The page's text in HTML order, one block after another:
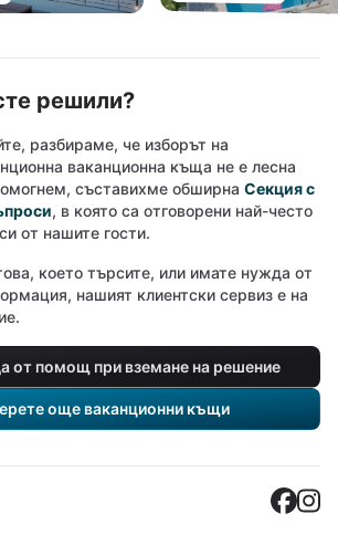
решили?
разбираме, че изборът на
ваканционна къща не е лесна
съставихме обширна Секция с
, в която са отговорени най-често
от нашите гости.
което търсите, или имате нужда от
нашият клиентски сервиз е на
от помощ при вземане на решение
още ваканционни къщи